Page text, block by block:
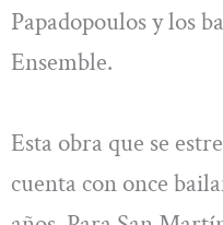
Papadopoulos y los
Ensemble.
Esta obra que se
cuenta con once